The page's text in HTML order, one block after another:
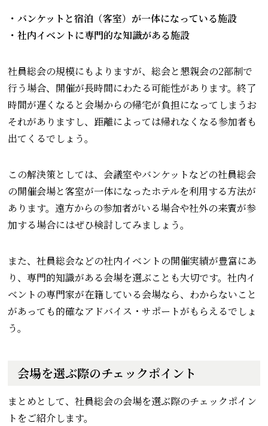
・バンケットと宿泊（客室）が一体になっている施設
・社内イベントに専門的な知識がある施設
社員総会の規模にもよりますが、総会と懇親会の2部制で
行う場合、開催が長時間にわたる可能性があります。終了
時間が遅くなると会場からの帰宅が負担になってしまうお
それがありますし、距離によっては帰れなくなる参加者も
出てくるでしょう。
この解決策としては、会議室やバンケットなどの社員総会
の開催会場と客室が一体になったホテルを利用する方法が
あります。遠方からの参加者がいる場合や社外の来賓が参
加する場合にはぜひ検討してみましょう。
また、社員総会などの社内イベントの開催実績が豊富にあ
り、専門的知識がある会場を選ぶことも大切です。社内イ
ベントの専門家が在籍している会場なら、わからないこと
があっても的確なアドバイス・サポートがもらえるでしょ
う。
会場を選ぶ際のチェックポイント
まとめとして、社員総会の会場を選ぶ際のチェックポイン
トをご紹介します。